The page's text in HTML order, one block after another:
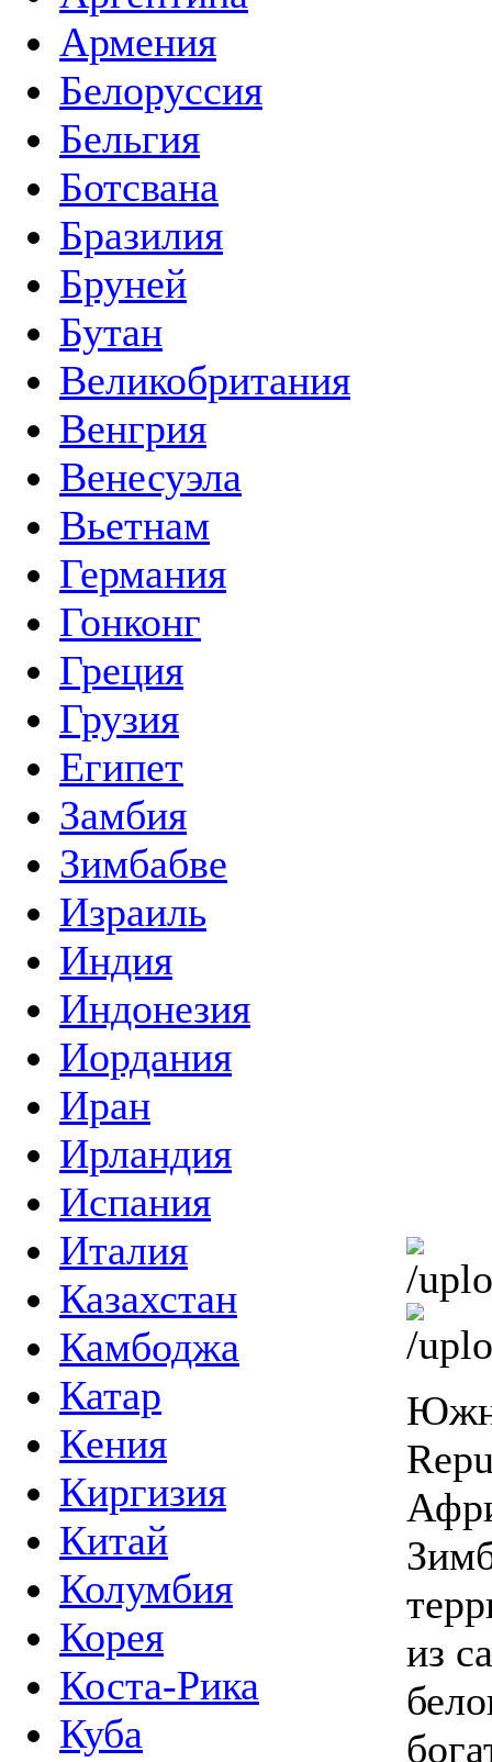
Армения
Белоруссия
Бельгия
Ботсвана
Бразилия
Бруней
Бутан
Великобритания
Венгрия
Венесуэла
Вьетнам
Германия
Гонконг
Греция
Грузия
Египет
Замбия
Зимбабве
Израиль
Индия
Индонезия
Иордания
Иран
Ирландия
Испания
Италия
Казахстан
Камбоджа
Катар
Кения
Киргизия
Китай
Колумбия
Корея
Коста-Рика
Куба
из